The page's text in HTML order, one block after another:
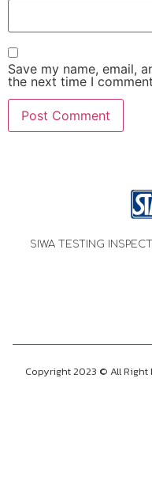
Save my name, email,
the next time I
SIWA TESTING
Copyright 2023 © All Right